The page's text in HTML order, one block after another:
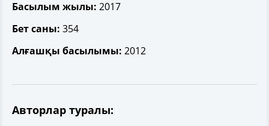
Басылым жылы: 2017
Бет саны: 354
Алғашқы басылымы: 2012
Авторлар туралы: